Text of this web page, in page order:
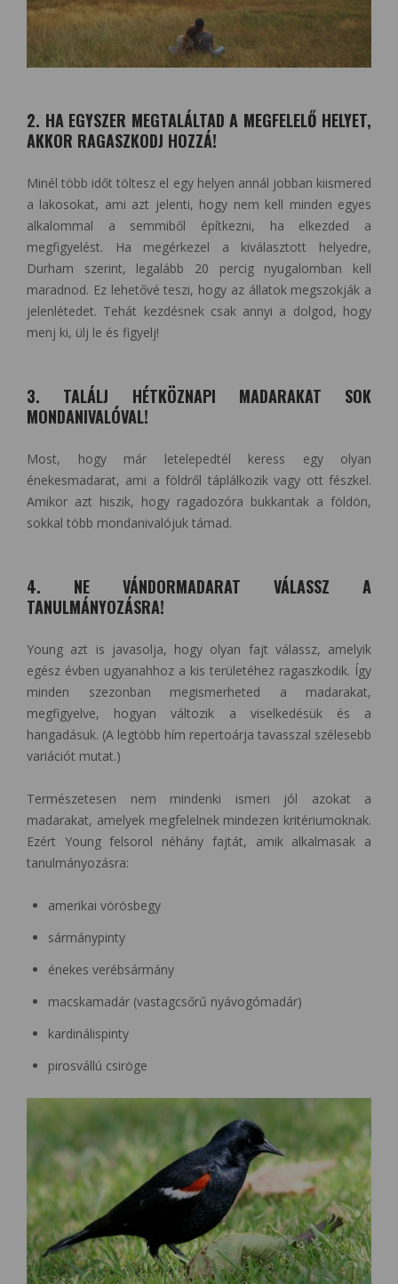
2. HA EGYSZER MEGTALÁLTAD A MEGFELELŐ HELYET,
AKKOR RAGASZKODJ HOZZÁ!
Minél több időt töltesz el egy helyen annál jobban kiismered
a lakosokat, ami azt jelenti, hogy nem kell minden egyes
alkalommal a semmiből építkezni, ha elkezded a
megfigyelést. Ha megérkezel a kiválasztott helyedre,
Durham szerint, legalább 20 percig nyugalomban kell
maradnod. Ez lehetővé teszi, hogy az állatok megszokják a
jelenlétedet. Tehát kezdésnek csak annyi a dolgod, hogy
menj ki, ülj le és figyelj!
3. TALÁLJ HÉTKÖZNAPI MADARAKAT SOK
MONDANIVALÓVAL!
Most, hogy már letelepedtél keress egy olyan
énekesmadarat, ami a földről táplálkozik vagy ott fészkel.
Amikor azt hiszik, hogy ragadozóra bukkantak a földön,
sokkal több mondanivalójuk támad.
4. NE VÁNDORMADARAT VÁLASSZ A
TANULMÁNYOZÁSRA!
Young azt is javasolja, hogy olyan fajt válassz, amelyik
egész évben ugyanahhoz a kis területéhez ragaszkodik. Így
minden szezonban megismerheted a madarakat,
megfigyelve, hogyan változik a viselkedésük és a
hangadásuk. (A legtöbb hím repertoárja tavasszal szélesebb
variációt mutat.)
Természetesen nem mindenki ismeri jól azokat a
madarakat, amelyek megfelelnek mindezen kritériumoknak.
Ezért Young felsorol néhány fajtát, amik alkalmasak a
tanulmányozásra:
amerikai vörösbegy
sármánypinty
énekes verébsármány
macskamadár (vastagcsőrű nyávogómadár)
kardinálispinty
pirosvállú csiröge